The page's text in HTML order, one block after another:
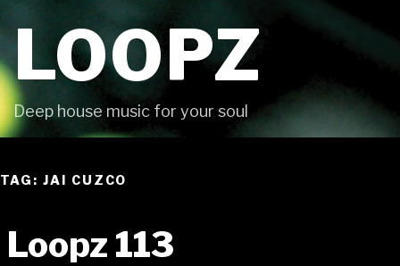
LOOPZ
Deep house music for your soul
TAG: JAI CUZCO
Loopz 113